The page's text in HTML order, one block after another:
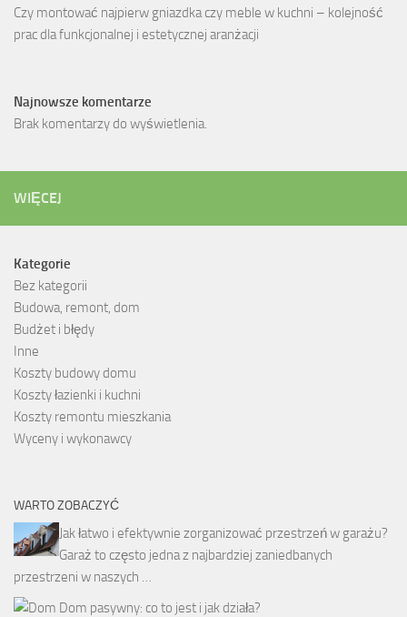
Czy montować najpierw gniazdka czy meble w kuchni – kolejność
prac dla funkcjonalnej i estetycznej aranżacji
Najnowsze komentarze
Brak komentarzy do wyświetlenia.
WIĘCEJ
Kategorie
Bez kategorii
Budowa, remont, dom
Budżet i błędy
Inne
Koszty budowy domu
Koszty łazienki i kuchni
Koszty remontu mieszkania
Wyceny i wykonawcy
WARTO ZOBACZYĆ
Jak łatwo i efektywnie zorganizować przestrzeń w garażu?
Garaż to często jedna z najbardziej zaniedbanych
przestrzeni w naszych …
Dom pasywny: co to jest i jak działa?